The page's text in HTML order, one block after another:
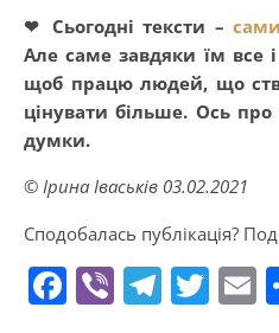
❤ Сьогодні тексти –
Але саме завдяки їм все
щоб працю людей, що
цінувати більше. Ось про
думки.
© Ірина Іваськів 03.02.2021
Сподобалась публікація?
Facebook
Viber